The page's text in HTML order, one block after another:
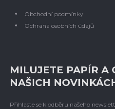
Obchodní podmínky
Ochrana osobních údajů
MILUJETE PAPÍR A
NAŠICH
Přihlaste se k odběru našeho